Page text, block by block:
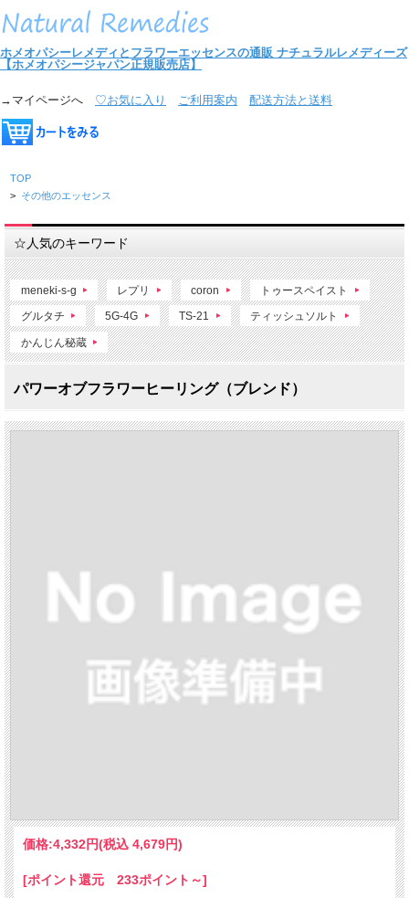
ホメオパシーレメディとフラワーエッセンスの通販 ナチュラルレメディーズ
【ホメオパシージャパン正規販売店】
→マイページへ ♡お気に入り ご利用案内 配送方法と送料
TOP
> その他のエッセンス
☆人気のキーワード
meneki-s-g レプリ coron トゥースペイスト
グルタチ 5G-4G TS-21 ティッシュソルト
かんじん秘蔵
パワーオブフラワーヒーリング（ブレンド）
価格:4,332円(税込 4,679円)
[ポイント還元 233ポイント～]